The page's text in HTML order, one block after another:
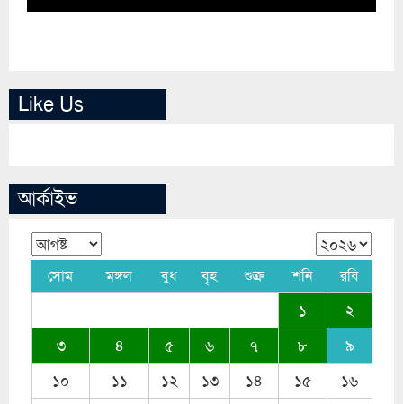
Like Us
আর্কাইভ
সোম মঙ্গল বুধ বৃহ শুক্র শনি রবি
১
২
৩
৪ ৫ ৬ ৭ ৮
৯
১০
১১ ১২ ১৩ ১৪ ১৫
১৬